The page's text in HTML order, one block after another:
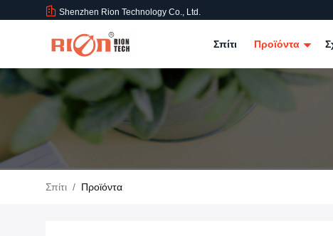
Shenzhen Rion Technology Co., Ltd.
Σπίτι Προϊόντα
Σπίτι / Προϊόντα